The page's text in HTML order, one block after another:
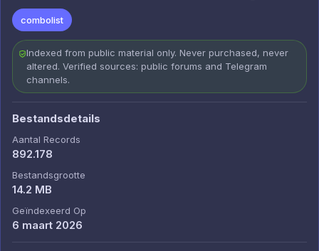
combolist
Indexed from public material only. Never purchased, never
altered. Verified sources: public forums and Telegram
channels.
Bestandsdetails
Aantal Records
892.178
Bestandsgrootte
14.2 MB
Geïndexeerd Op
6 maart 2026